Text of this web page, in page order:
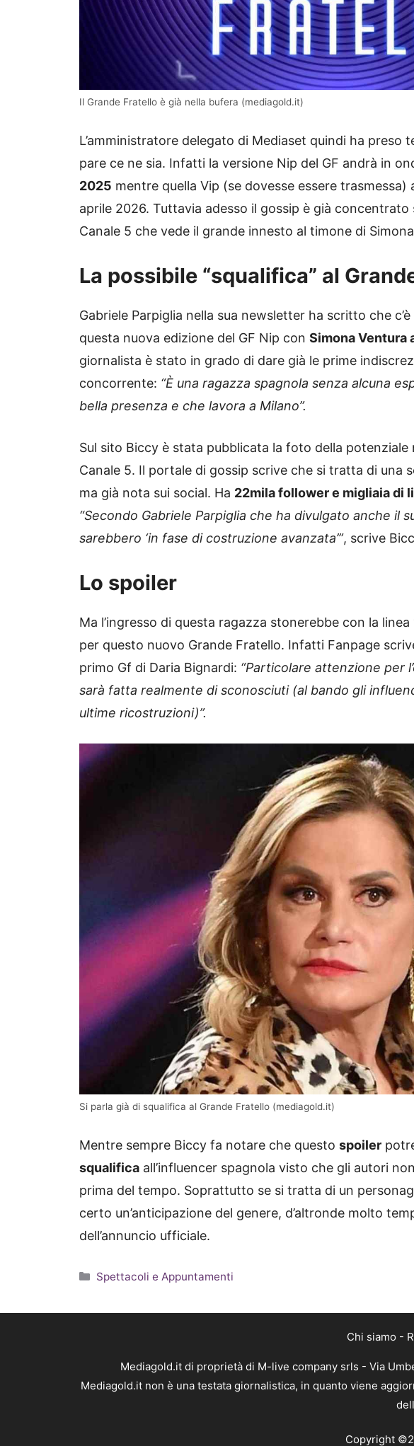
Il Grande Fratello è già nella bufera (mediagold.it)
L’amministratore delegato di Mediaset quindi ha preso
pare ce ne sia. Infatti la versione Nip del GF andrà in
2025 mentre quella Vip (se dovesse essere
aprile 2026. Tuttavia adesso il gossip è già
Canale 5 che vede il grande innesto al timone di
La possibile “squalifica” al
Gabriele Parpiglia nella sua newsletter ha scritto che
questa nuova edizione del GF Nip con Simona Ventura
giornalista è stato in grado di dare già le prime
concorrente: “È una ragazza spagnola senza alcuna
bella presenza e che lavora a Milano”.
Sul sito Biccy è stata pubblicata la foto della
Canale 5. Il portale di gossip scrive che si tratta di una
ma già nota sui social. Ha 22mila follower e migliaia di
“Secondo Gabriele Parpiglia che ha divulgato anche il
sarebbero ‘in fase di costruzione avanzata’”, scrive
Lo spoiler
Ma l’ingresso di questa ragazza stonerebbe con la
per questo nuovo Grande Fratello. Infatti Fanpage
primo Gf di Daria Bignardi: “Particolare attenzione per
sarà fatta realmente di sconosciuti (al bando gli
ultime ricostruzioni)”.
Si parla già di squalifica al Grande Fratello (mediagold.it)
Mentre sempre Biccy fa notare che questo spoiler
squalifica all’influencer spagnola visto che gli autori
prima del tempo. Soprattutto se si tratta di un
certo un’anticipazione del genere, d’altronde molto
dell’annuncio ufficiale.
Categorie
Spettacoli e Appuntamenti
Chi siamo -
Mediagold.it di proprietà di M-live company srls - Via
Mediagold.it non è una testata giornalistica, in quanto viene
Copyright